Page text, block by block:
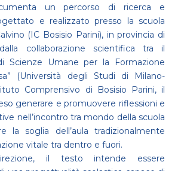
un percorso di ricerca e
e realizzato presso la scuola
(IC Bosisio Parini), in provincia di
collaborazione scientifica tra il
Scienze Umane per la Formazione
(Università degli Studi di Milano-
Comprensivo di Bosisio Parini, il
generare e promuovere riflessioni e
nell’incontro tra mondo della scuola
la soglia dell’aula tradizionalmente
vitale tra dentro e fuori.
il testo intende essere